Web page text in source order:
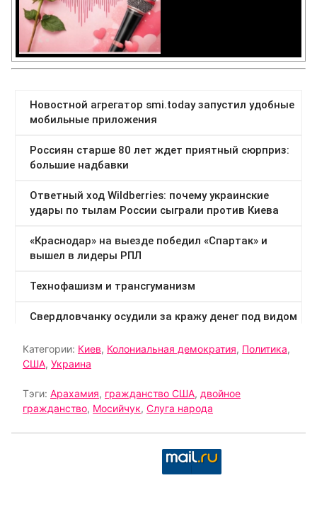
Категории: Киев, Колониальная демократия, Политика,
США, Украина
Тэги: Арахамия, гражданство США, двойное
гражданство, Мосийчук, Слуга народа